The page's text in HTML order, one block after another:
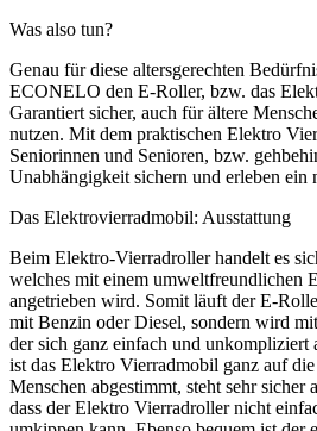
Was also tun?
Genau für diese altersgerechten
ECONELO den E-Roller, bzw. das
Garantiert sicher, auch für ältere
nutzen. Mit dem praktischen Elektro
Seniorinnen und Senioren, bzw.
Unabhängigkeit sichern und erleben ein
Das Elektrovierradmobil: Ausstattung
Beim Elektro-Vierradroller handelt es
welches mit einem umweltfreundlichen
angetrieben wird. Somit läuft der E-
mit Benzin oder Diesel, sondern wird
der sich ganz einfach und unkompliziert
ist das Elektro Vierradmobil ganz auf
Menschen abgestimmt, steht sehr sicher
dass der Elektro Vierradroller nicht